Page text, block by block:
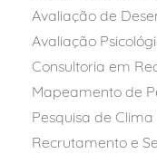
Avaliação de
Avaliação
Consultoria em
Mapeamento de
Pesquisa de
Recrutamento e